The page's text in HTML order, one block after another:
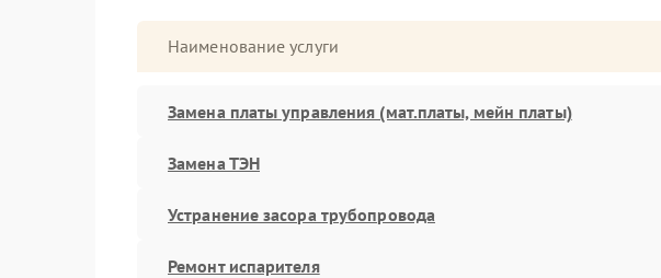
Наименование услуги
Замена платы управления (мат.платы, мейн платы)
Замена ТЭН
Устранение засора трубопровода
Ремонт испарителя